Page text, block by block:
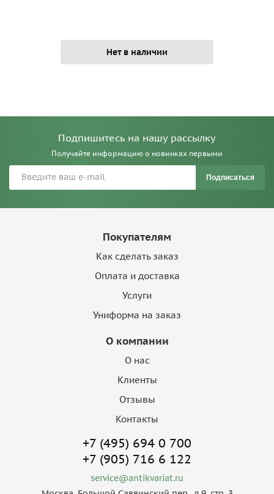
Нет в наличии
Подпишитесь на нашу рассылку
Получайте информацию о новинках первыми
Подписаться
Покупателям
Как сделать заказ
Оплата и доставка
Услуги
Униформа на заказ
О компании
О нас
Клиенты
Отзывы
Контакты
+7 (495) 694 0 700
+7 (905) 716 6 122
service@antikvariat.ru